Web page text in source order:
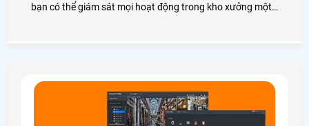
bạn có thể giám sát mọi hoạt động trong kho xưởng một